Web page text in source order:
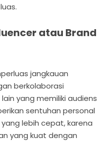
atau Brand
jangkauan
berkolaborasi
yang memiliki audiens
sentuhan personal
lebih cepat, karena
yang kuat dengan